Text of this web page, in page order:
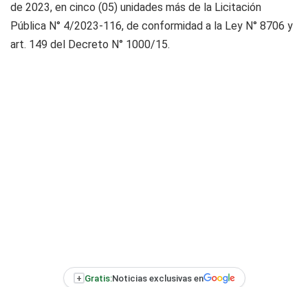
de 2023, en cinco (05) unidades más de la Licitación
Pública N° 4/2023-116, de conformidad a la Ley N° 8706 y
art. 149 del Decreto N° 1000/15.
+ Gratis:Noticias exclusivas en